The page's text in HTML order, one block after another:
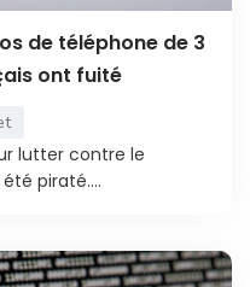
de téléphone de 3
ont fuité
lutter contre le
piraté....